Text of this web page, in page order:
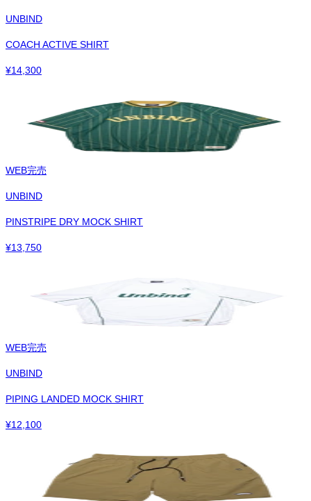
UNBIND
COACH ACTIVE SHIRT
¥14,300
WEB完売
UNBIND
PINSTRIPE DRY MOCK SHIRT
¥13,750
WEB完売
UNBIND
PIPING LANDED MOCK SHIRT
¥12,100